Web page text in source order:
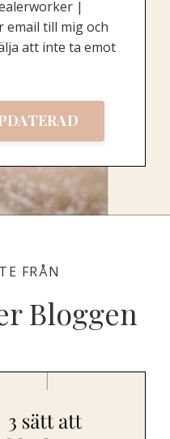
|
email till mig och
att inte ta emot
FRÅN
Bloggen